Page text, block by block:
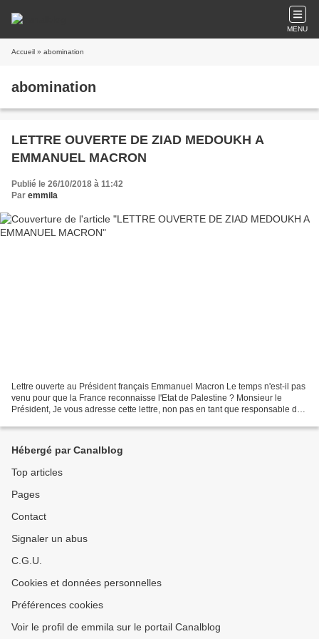
MENU
Accueil » abomination
abomination
LETTRE OUVERTE DE ZIAD MEDOUKH A
EMMANUEL MACRON
Publié le 26/10/2018 à 11:42
Par emmila
Lettre ouverte au Président français Emmanuel Macron Le temps n'est-il pas
venu pour que la France reconnaisse l'Etat de Palestine ? Monsieur le
Président, Je vous adresse cette lettre, non pas en tant que responsable du
Hébergé par Canalblog
Top articles
Pages
Contact
Signaler un abus
C.G.U.
Cookies et données personnelles
Préférences cookies
Voir le profil de emmila sur le portail Canalblog